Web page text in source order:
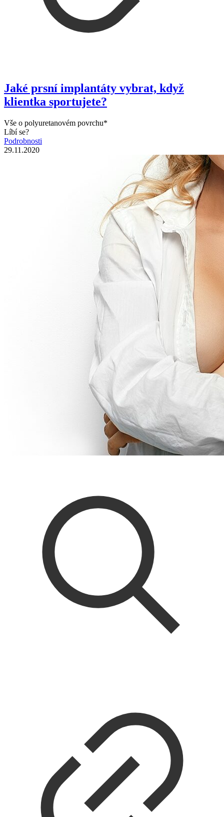
Jaké prsní implantáty vybrat, když
klientka sportujete?
Vše o polyuretanovém povrchu*
Líbí se?
Podrobnosti
29.11.2020